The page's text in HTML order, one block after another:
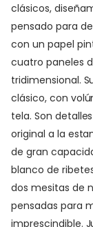
clásicos,
pensado para
con un papel
cuatro paneles
tridimensional.
clásico, con
tela. Son
original a la
de gran
blanco de
dos mesitas de
pensadas para
imprescindible.